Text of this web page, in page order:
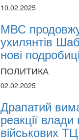
10.02.2025
МВС
ухилянтів
нові
ПОЛИТИКА
02.02.2025
Драпатий
реакції
військових